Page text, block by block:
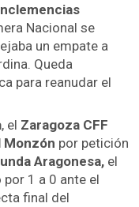
Nacional se
un empate a
Queda
para reanudar el
, el Zaragoza CFF
Monzón por petición
Aragonesa, el
por 1 a 0 ante el
final del